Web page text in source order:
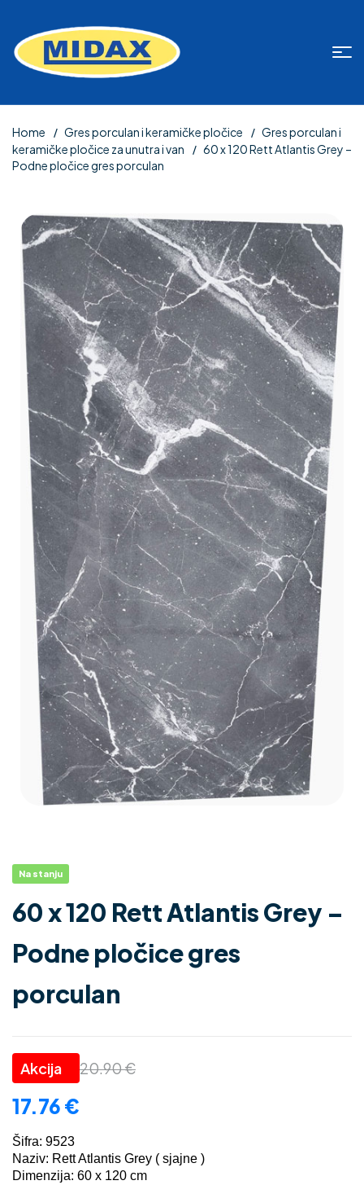
Home Gres porculan i keramičke pločice
Gres porculan i
keramičke pločice za unutra i van
60 x 120 Rett Atlantis Grey –
Podne pločice gres porculan
Na stanju
60 x 120 Rett Atlantis Grey –
Podne pločice gres
porculan
20.90€
17.76 €
Šifra: 9523
Naziv: Rett Atlantis Grey ( sjajne )
Dimenzija: 60 x 120 cm